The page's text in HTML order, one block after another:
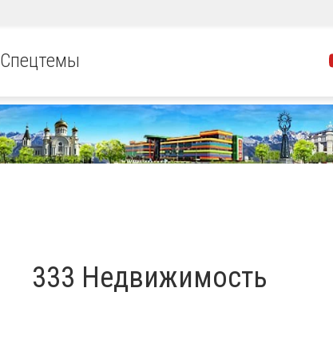
Спецтемы
333 Недвижимость